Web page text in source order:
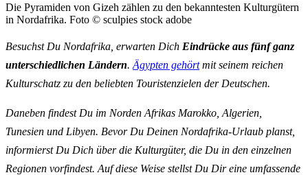
Die Pyramiden von Gizeh zählen zu den bekanntesten Kulturgütern
in Nordafrika. Foto © sculpies stock adobe
Besuchst Du Nordafrika, erwarten Dich Eindrücke aus fünf ganz
unterschiedlichen Ländern. Ägypten gehörtmit seinem reichen
Kulturschatz zu den beliebten Touristenzielen der Deutschen.
Daneben findest Du im Norden Afrikas Marokko, Algerien,
Tunesien und Libyen. Bevor Du Deinen Nordafrika-Urlaub planst,
informierst Du Dich über die Kulturgüter, die Du in den einzelnen
Regionen vorfindest. Auf diese Weise stellst Du Dir eine umfassende